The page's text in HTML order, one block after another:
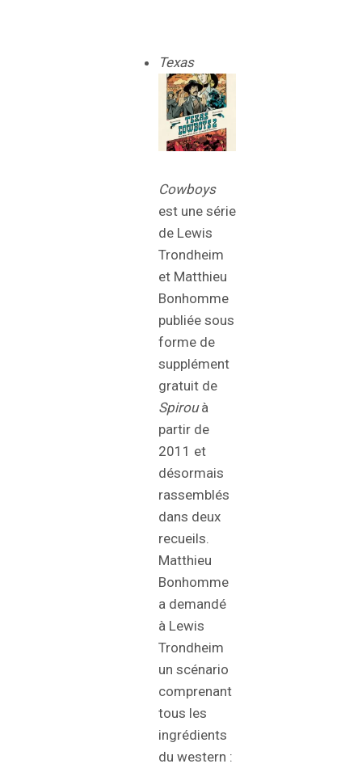
Texas
Cowboys
est une série
de Lewis
Trondheim
et Matthieu
Bonhomme
publiée sous
forme de
supplément
gratuit de
Spirouà
partir de
2011 et
désormais
rassemblés
dans deux
recueils.
Matthieu
Bonhomme
a demandé
à Lewis
Trondheim
un scénario
comprenant
tous les
ingrédients
du western :